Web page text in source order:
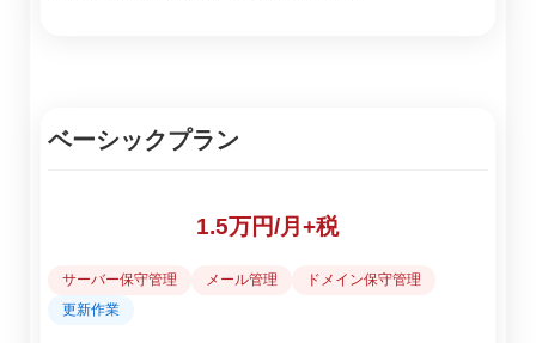
ベーシックプラン
1.5万円/月+税
サーバー保守管理 メール管理
ドメイン保守管理
更新作業